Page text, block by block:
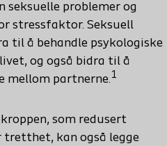
seksuelle problemer og
stressfaktor. Seksuell
til å behandle psykologiske
og også bidra til å
mellom partnerne. 1
som redusert
kan også legge